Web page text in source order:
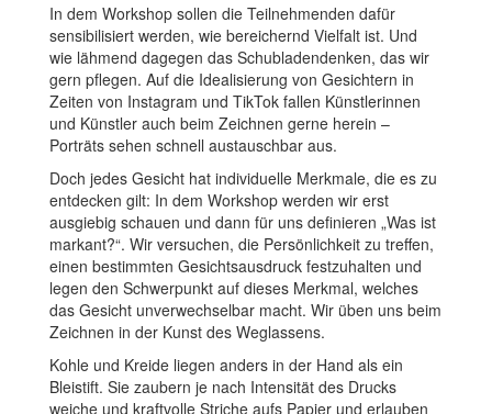
In dem Workshop sollen die Teilnehmenden dafür
sensibilisiert werden, wie bereichernd Vielfalt ist. Und
wie lähmend dagegen das Schubladendenken, das wir
gern pflegen. Auf die Idealisierung von Gesichtern in
Zeiten von Instagram und TikTok fallen Künstlerinnen
und Künstler auch beim Zeichnen gerne herein –
Porträts sehen schnell austauschbar aus.
Doch jedes Gesicht hat individuelle Merkmale, die es zu
entdecken gilt: In dem Workshop werden wir erst
ausgiebig schauen und dann für uns definieren „Was ist
markant?“. Wir versuchen, die Persönlichkeit zu treffen,
einen bestimmten Gesichtsausdruck festzuhalten und
legen den Schwerpunkt auf dieses Merkmal, welches
das Gesicht unverwechselbar macht. Wir üben uns beim
Zeichnen in der Kunst des Weglassens.
Kohle und Kreide liegen anders in der Hand als ein
Bleistift. Sie zaubern je nach Intensität des Drucks
weiche und kraftvolle Striche aufs Papier und erlauben